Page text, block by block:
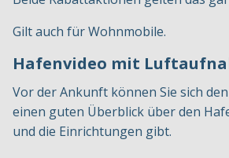
Gilt auch für Wohnmobile.
Hafenvideo mit
Vor der Ankunft können Sie sich
einen guten Überblick über den
und die Einrichtungen gibt.